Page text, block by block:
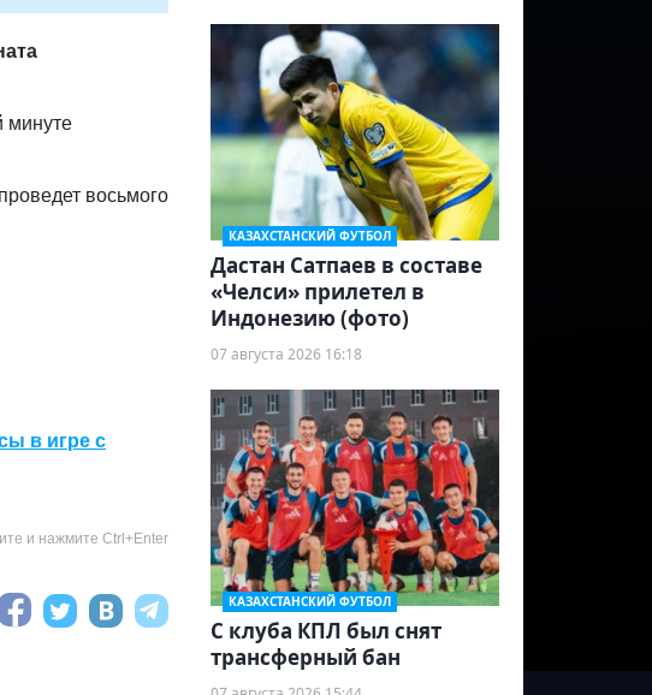
минуте
восьмого
в игре с
и нажмите Ctrl+Enter
КАЗАХСТАНСКИЙ ФУТБОЛ
Дастан Сатпаев в составе
«Челси» прилетел в
Индонезию (фото)
07 августа 2026 16:18
КАЗАХСТАНСКИЙ ФУТБОЛ
С клуба КПЛ был снят
трансферный бан